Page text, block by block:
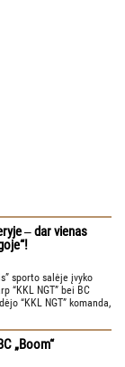
‒ dar vienas
sporto salėje įvyko
“KKL NGT” bei BC
“KKL NGT” komanda,
„Boom“